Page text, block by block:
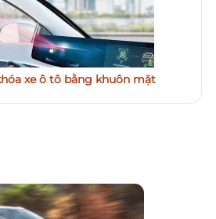
xe ô tô bằng khuôn mặt